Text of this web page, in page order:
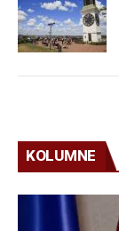
KOLUMNE